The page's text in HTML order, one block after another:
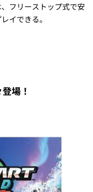
フリーストップ式で安
イできる。
場！